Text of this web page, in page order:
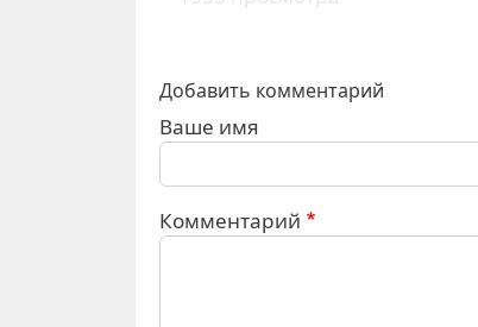
Добавить комментарий
Ваше имя
Комментарий